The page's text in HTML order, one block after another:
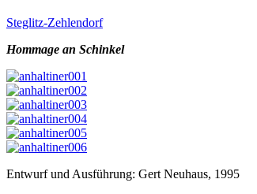
Steglitz-Zehlendorf
Hommage an Schinkel
Entwurf und Ausführung: Gert Neuhaus, 1995